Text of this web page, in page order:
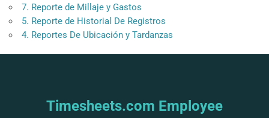
7. Reporte de Millaje y Gastos
5. Reporte de Historial De Registros
4. Reportes De Ubicación y Tardanzas
Timesheets.com Employee